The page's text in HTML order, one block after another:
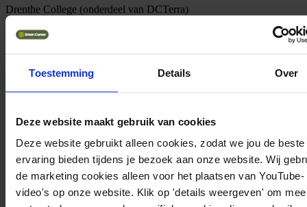
Toestemming Details Over
Deze website maakt gebruik van cookies
Deze website gebruikt alleen cookies, zodat we jou de beste
ervaring bieden tijdens je bezoek aan onze website. Wij
de marketing cookies alleen voor het plaatsen van YouTube-
video's op onze website. Klik op 'details weergeven' om
Drenthe College (onderdeel van DCTerra)